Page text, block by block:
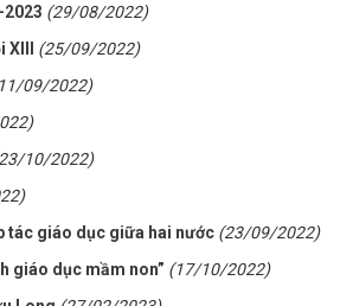
(29/08/2022)
(25/09/2022)
09/2022)
10/2022)
tác giáo dục giữa hai nước (23/09/2022)
giáo dục mầm non” (17/10/2022)